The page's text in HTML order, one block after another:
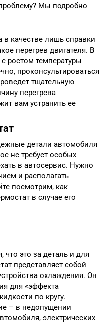
Мы подробно
качестве лишь справки
перегрев двигателя. В
ростом температуры
проконсультироваться
тщательную
перегрева
вам устранить ее
детали автомобиля
не требует особых
в автосервис. Нужно
и располагать
посмотрим, как
в случае его
что это за деталь и для
представляет собой
охлаждения. Он
для «эффекта
по кругу.
– в недопущении
электрических